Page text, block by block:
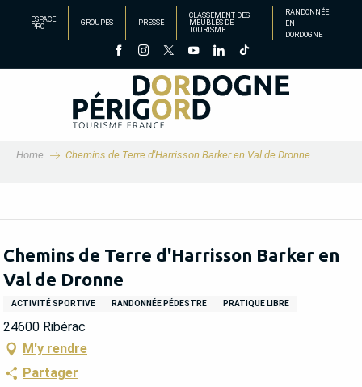
principal
ESPACE
PRO
GROUPES PRESSE
CLASSEMENT DES
MEUBLÉS DE
TOURISME
RANDONNÉE
EN
DORDOGNE
Home Chemins de Terre d'Harrisson Barker en Val de Dronne
Chemins de Terre d'Harrisson Barker en
Val de Dronne
ACTIVITÉ SPORTIVE RANDONNÉE PÉDESTRE PRATIQUE LIBRE
24600 Ribérac
M'y rendre
Partager